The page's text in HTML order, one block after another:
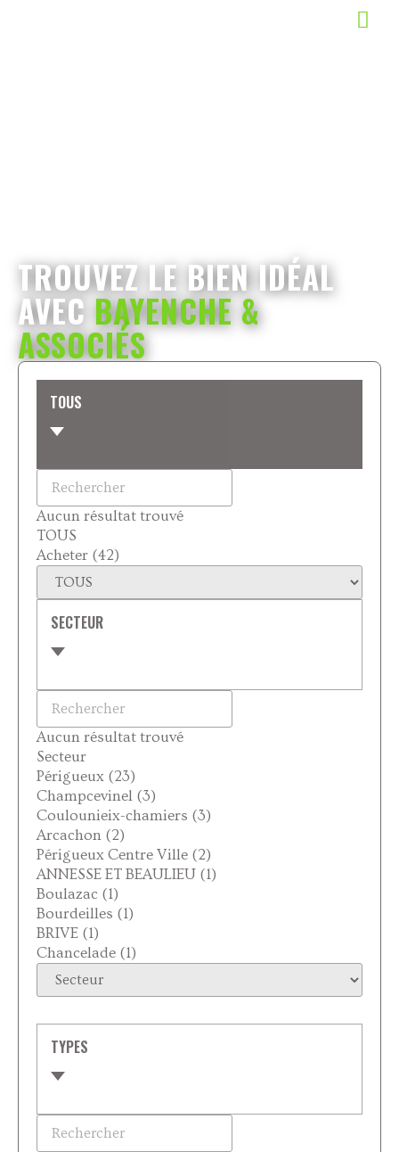
TROUVEZ LE BIEN IDÉAL
AVEC BAYENCHE &
ASSOCIÉS
TOUS
Aucun résultat trouvé
TOUS
Acheter (42)
SECTEUR
Aucun résultat trouvé
Secteur
Périgueux (23)
Champcevinel (3)
Coulounieix-chamiers (3)
Arcachon (2)
Périgueux Centre Ville (2)
ANNESSE ET BEAULIEU (1)
Boulazac (1)
Bourdeilles (1)
BRIVE (1)
Chancelade (1)
TYPES